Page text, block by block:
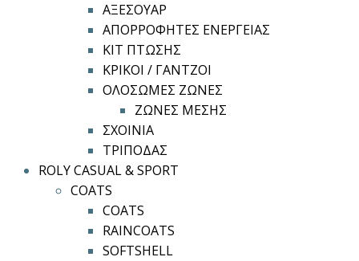
ΑΞΕΣΟΥΑΡ
ΑΠΟΡΡΟΦΗΤΕΣ ΕΝΕΡΓΕΙΑΣ
ΚΙΤ ΠΤΩΣΗΣ
ΚΡΙΚΟΙ / ΓΑΝΤΖΟΙ
ΟΛΟΣΩΜΕΣ ΖΩΝΕΣ
ΖΩΝΕΣ ΜΕΣΗΣ
ΣΧΟΙΝΙΑ
ΤΡΙΠΟΔΑΣ
ROLY CASUAL & SPORT
COATS
COATS
RAINCOATS
SOFTSHELL